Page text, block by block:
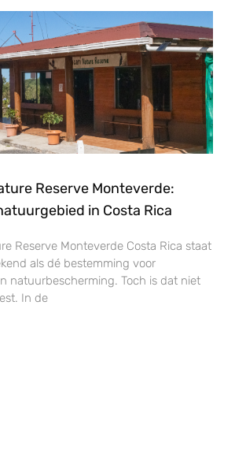
Reserve Monteverde:
in Costa Rica
Reserve Monteverde Costa Rica staat
als dé bestemming voor
natuurbescherming. Toch is dat niet
In de